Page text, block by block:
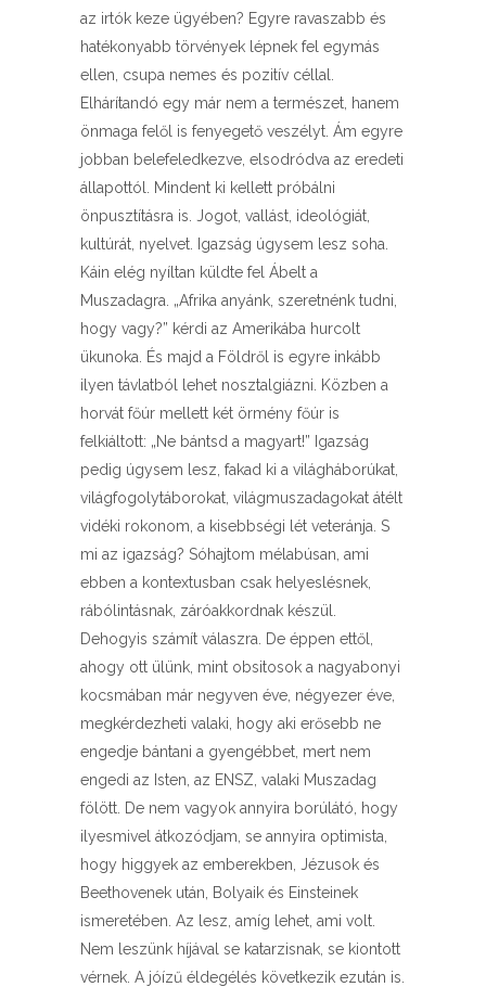
az irtók keze ügyében? Egyre ravaszabb és
hatékonyabb törvények lépnek fel egymás
ellen, csupa nemes és pozitív céllal.
Elhárítandó egy már nem a természet, hanem
önmaga felől is fenyegető veszélyt. Ám egyre
jobban belefeledkezve, elsodródva az eredeti
állapottól. Mindent ki kellett próbálni
önpusztításra is. Jogot, vallást, ideológiát,
kultúrát, nyelvet. Igazság úgysem lesz soha.
Káin elég nyíltan küldte fel Ábelt a
Muszadagra. „Afrika anyánk, szeretnénk tudni,
hogy vagy?” kérdi az Amerikába hurcolt
ükunoka. És majd a Földről is egyre inkább
ilyen távlatból lehet nosztalgiázni. Közben a
horvát főúr mellett két örmény főúr is
felkiáltott: „Ne bántsd a magyart!” Igazság
pedig úgysem lesz, fakad ki a világháborúkat,
világfogolytáborokat, világmuszadagokat átélt
vidéki rokonom, a kisebbségi lét veteránja. S
mi az igazság? Sóhajtom mélabúsan, ami
ebben a kontextusban csak helyeslésnek,
rábólintásnak, záróakkordnak készül.
Dehogyis számít válaszra. De éppen ettől,
ahogy ott ülünk, mint obsitosok a nagyabonyi
kocsmában már negyven éve, négyezer éve,
megkérdezheti valaki, hogy aki erősebb ne
engedje bántani a gyengébbet, mert nem
engedi az Isten, az ENSZ, valaki Muszadag
fölött. De nem vagyok annyira borúlátó, hogy
ilyesmivel átkozódjam, se annyira optimista,
hogy higgyek az emberekben, Jézusok és
Beethovenek után, Bolyaik és Einsteinek
ismeretében. Az lesz, amíg lehet, ami volt.
Nem leszünk híjával se katarzisnak, se kiontott
vérnek. A jóízű éldegélés következik ezután is.